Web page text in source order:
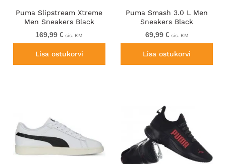
Puma Slipstream Xtreme
Men Sneakers Black
169,99 € sis. KM
Lisa ostukorvi
Puma Smash 3.0 L Men
Sneakers Black
69,99 €sis. KM
Lisa ostukorvi